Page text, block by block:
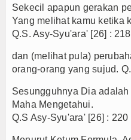
Sekecil apapun gerakan
Yang melihat kamu ketika
Q.S. Asy-Syu'ara' [26] : 218
dan (melihat pula)
orang-orang yang sujud.
Sesungguhnya Dia
Maha Mengetahui.
Q.S Asy-Syu'ara' [26] : 220